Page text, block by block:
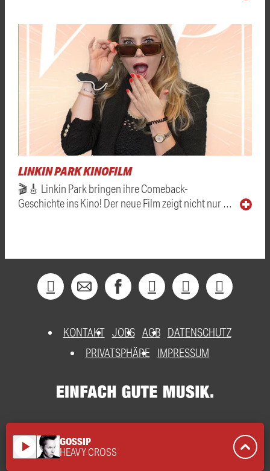
LINKIN PARK KINOFILM
🎬🎸 Linkin Park bringen ihre Comeback-
Geschichte ins Kino! Der neue Film zeigt nicht nur …
KONTAKT JOBS AGB DATENSCHUTZ
PRIVATSPHÄRE
IMPRESSUM
play_arrow GOSSIP
HEAVY CROSS